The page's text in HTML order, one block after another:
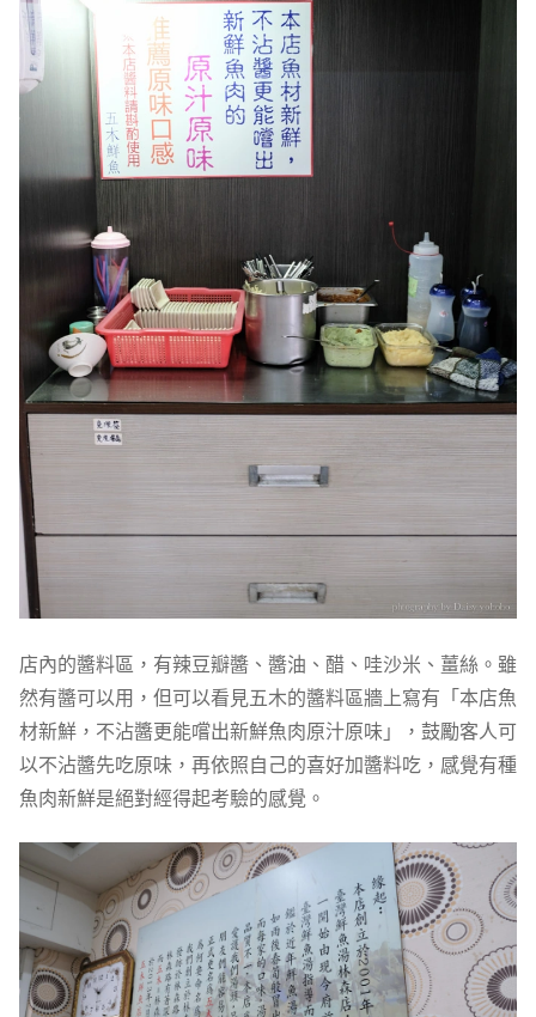
店內的醬料區，有辣豆瓣醬、醬油、醋、哇沙米、薑絲。雖
然有醬可以用，但可以看見五木的醬料區牆上寫有「本店魚
材新鮮，不沾醬更能嚐出新鮮魚肉原汁原味」，鼓勵客人可
以不沾醬先吃原味，再依照自己的喜好加醬料吃，感覺有種
魚肉新鮮是絕對經得起考驗的感覺。